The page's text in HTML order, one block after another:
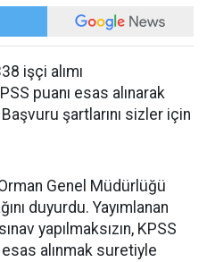
işçi alımı
puanı esas alınarak
şartlarını sizler için
Genel Müdürlüğü
duyurdu. Yayımlanan
yapılmaksızın, KPSS
alınmak suretiyle